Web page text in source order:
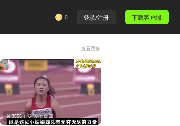
0 登录/注册 下载客户端
查看更多
3656 16 20